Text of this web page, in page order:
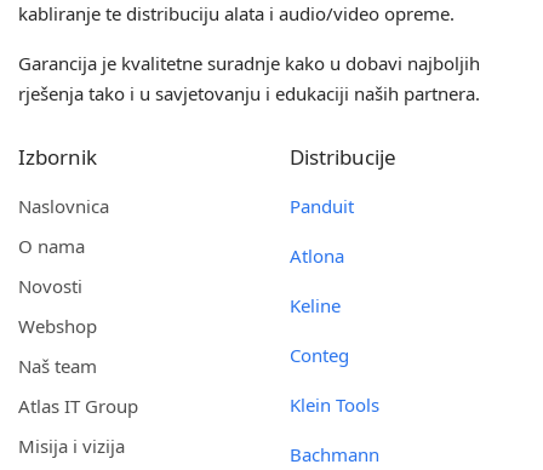
kabliranje te distribuciju alata i audio/video opreme.
Garancija je kvalitetne suradnje kako u dobavi najboljih
rješenja tako i u savjetovanju i edukaciji naših partnera.
Izbornik
Naslovnica
O nama
Novosti
Webshop
Naš team
Atlas IT Group
Misija i vizija
Distribucije
Panduit
Atlona
Keline
Conteg
Klein Tools
Bachmann